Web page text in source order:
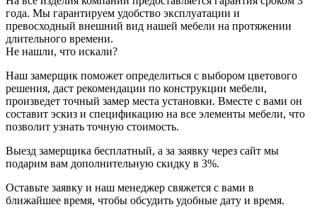
года. Мы гарантируем удобство эксплуатации и
превосходный внешний вид нашей мебели на протяжении
длительного времени.
Не нашли, что искали?
Наш замерщик поможет определиться с выбором цветового
решения, даст рекомендации по конструкции мебели,
произведет точный замер места установки. Вместе с вами он
составит эскиз и спецификацию на все элементы мебели, что
позволит узнать точную стоимость.
Выезд замерщика бесплатный, а за заявку через сайт мы
подарим вам дополнительную скидку в 3%.
Оставьте заявку и наш менеджер свяжется с вами в
ближайшее время, чтобы обсудить удобные дату и время.